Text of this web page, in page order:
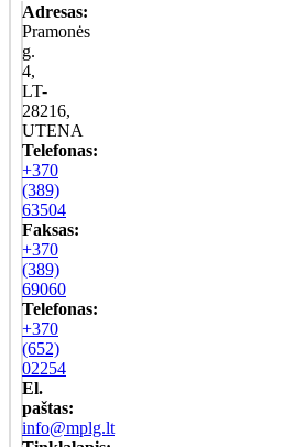
Adresas:
Pramonės
g.
4,
LT-
28216,
UTENA
Telefonas:
+370
(389)
63504
Faksas:
+370
(389)
69060
Telefonas:
+370
(652)
02254
El.
paštas:
info@mplg.lt